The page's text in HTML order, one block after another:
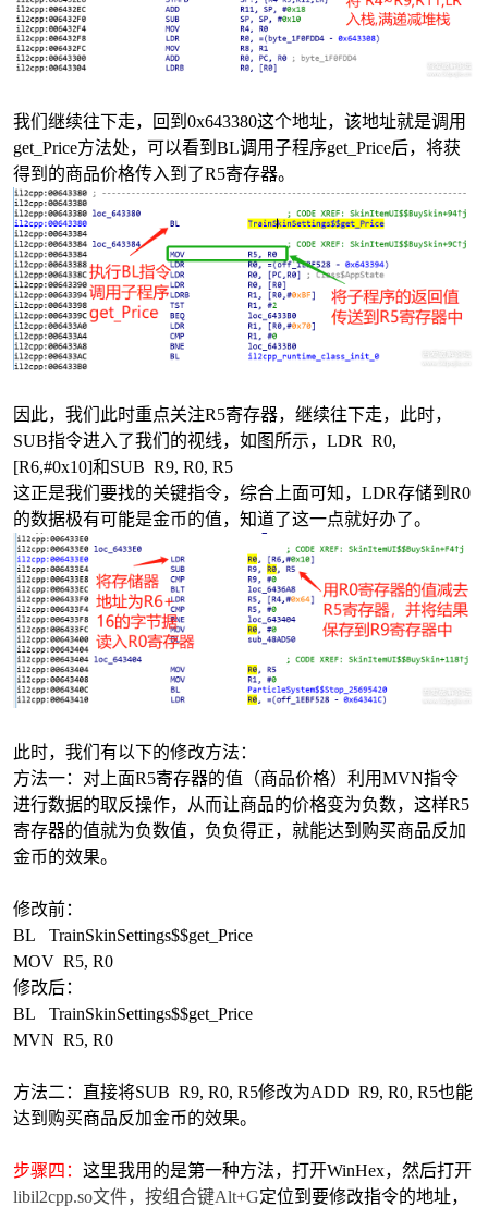
我们继续往下走，回到0x643380这个地址，该地址就是调用
get_Price方法处，可以看到BL调用子程序get_Price后，将获
得到的商品价格传入到了R5寄存器。
因此，我们此时重点关注R5寄存器，继续往下走，此时，
SUB指令进入了我们的视线，如图所示，LDR R0,
[R6,#0x10]和SUB R9, R0, R5
这正是我们要找的关键指令，综合上面可知，LDR存储到R0
的数据极有可能是金币的值，知道了这一点就好办了。
此时，我们有以下的修改方法：
方法一：对上面R5寄存器的值（商品价格）利用MVN指令
进行数据的取反操作，从而让商品的价格变为负数，这样R5
寄存器的值就为负数值，负负得正，就能达到购买商品反加
金币的效果。
修改前：
BL TrainSkinSettings$$get_Price
MOV R5, R0
修改后：
BL TrainSkinSettings$$get_Price
MVN R5, R0
方法二：直接将SUB R9, R0, R5修改为ADD R9, R0, R5也能
达到购买商品反加金币的效果。
步骤四： 这里我用的是第一种方法，打开WinHex，然后打开
libil2cpp.so文件，按组合键Alt+G定位到要修改指令的地址，